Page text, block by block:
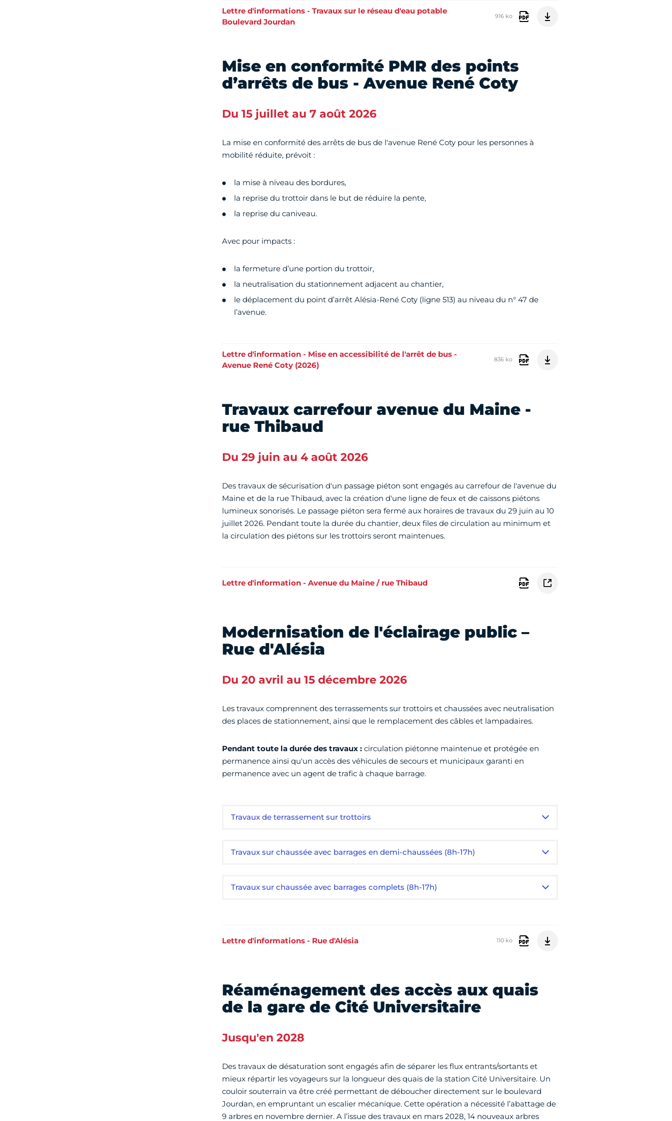
Lettre d'informations - Travaux sur le réseau d'eau potable
Boulevard Jourdan
916 ko
Mise en conformité PMR des points
d’arrêts de bus - Avenue René Coty
Du 15 juillet au 7 août 2026
La mise en conformité des arrêts de bus de l'avenue René Coty pour les personnes à
mobilité réduite, prévoit :
la mise à niveau des bordures,
la reprise du trottoir dans le but de réduire la pente,
la reprise du caniveau.
Avec pour impacts :
la fermeture d’une portion du trottoir,
la neutralisation du stationnement adjacent au chantier,
le déplacement du point d’arrêt Alésia-René Coty (ligne 513) au niveau du n° 47 de
l’avenue.
Lettre d'information - Mise en accessibilité de l'arrêt de bus -
Avenue René Coty (2026)
836 ko
Travaux carrefour avenue du Maine -
rue Thibaud
Du 29 juin au 4 août 2026
Des travaux de sécurisation d'un passage piéton sont engagés au carrefour de l'avenue du
Maine et de la rue Thibaud, avec la création d'une ligne de feux et de caissons piétons
lumineux sonorisés. Le passage piéton sera fermé aux horaires de travaux du 29 juin au 10
juillet 2026. Pendant toute la durée du chantier, deux files de circulation au minimum et
la circulation des piétons sur les trottoirs seront maintenues.
Lettre d'information - Avenue du Maine / rue Thibaud
Modernisation de l'éclairage public –
Rue d'Alésia
Du 20 avril au 15 décembre 2026
Les travaux comprennent des terrassements sur trottoirs et chaussées avec neutralisation
des places de stationnement, ainsi que le remplacement des câbles et lampadaires.
Pendant toute la durée des travaux :circulation piétonne maintenue et protégée en
permanence ainsi qu'un accès des véhicules de secours et municipaux garanti en
permanence avec un agent de trafic à chaque barrage.
Travaux de terrassement sur trottoirs
Travaux sur chaussée avec barrages en demi-chaussées (8h-17h)
Travaux sur chaussée avec barrages complets (8h-17h)
Lettre d'informations - Rue d'Alésia 110 ko
Réaménagement des accès aux quais
de la gare de Cité Universitaire
Jusqu'en 2028
Des travaux de désaturation sont engagés afin de séparer les flux entrants/sortants et
mieux répartir les voyageurs sur la longueur des quais de la station Cité Universitaire. Un
couloir souterrain va être créé permettant de déboucher directement sur le boulevard
Jourdan, en empruntant un escalier mécanique. Cette opération a nécessité l’abattage de
9 arbres en novembre dernier. A l’issue des travaux en mars 2028, 14 nouveaux arbres